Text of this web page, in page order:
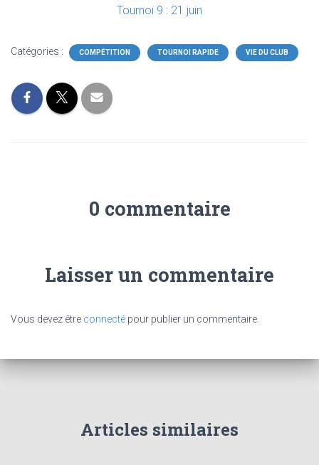
Tournoi 9 : 21 juin
Catégories : COMPÉTITION TOURNOI RAPIDE VIE DU CLUB
0 commentaire
Laisser un commentaire
Vous devez être connecté pour publier un commentaire.
Articles similaires